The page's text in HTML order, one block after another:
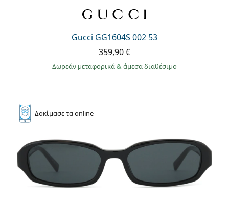
Gucci GG1604S 002 53
359,90 €
Δωρεάν μεταφορικά& άμεσα διαθέσιμο
Δοκίμασετα online